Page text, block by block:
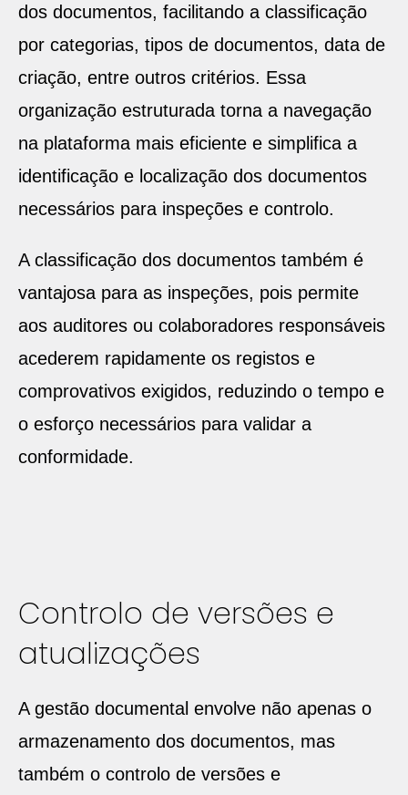
dos documentos, facilitando a classificação
por categorias, tipos de documentos, data de
criação, entre outros critérios. Essa
organização estruturada torna a navegação
na plataforma mais eficiente e simplifica a
identificação e localização dos documentos
necessários para inspeções e controlo.
A classificação dos documentos também é
vantajosa para as inspeções, pois permite
aos auditores ou colaboradores responsáveis
acederem rapidamente os registos e
comprovativos exigidos, reduzindo o tempo e
o esforço necessários para validar a
conformidade.
Controlo de versões e
atualizações
A gestão documental envolve não apenas o
armazenamento dos documentos, mas
também o controlo de versões e